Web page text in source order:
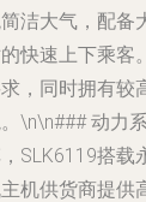
洁大气，配备
快速上下乘客
，同时拥有较
\n\n### 动力
SLK6119搭载
机供货商提供